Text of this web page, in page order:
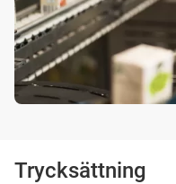
Trycksättning